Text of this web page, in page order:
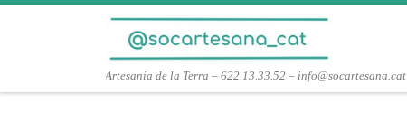
Artesania de la Terra – 622.13.33.52 – info@socartesana.cat